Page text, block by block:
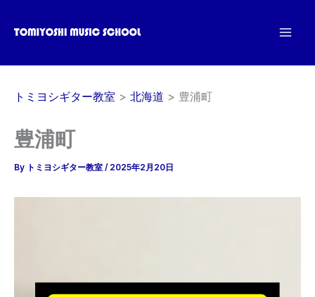
ス
トミヨシギター教室 北海道 豊浦町
豊浦町
By トミヨシギター教室 / 2025年2月20日